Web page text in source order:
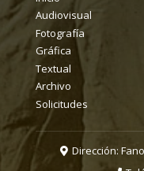
Audiovisual
Fotografía
Gráfica
Textual
Archivo
Solicitudes
Dirección: